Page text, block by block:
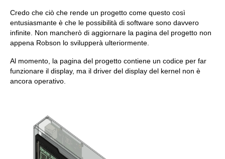
Credo che ciò che rende un progetto come questo così
entusiasmante è che le possibilità di software sono davvero
infinite. Non mancherò di aggiornare la pagina del progetto non
appena Robson lo svilupperà ulteriormente.
Al momento, la pagina del progetto contiene un codice per far
funzionare il display, ma il driver del display del kernel non è
ancora operativo.